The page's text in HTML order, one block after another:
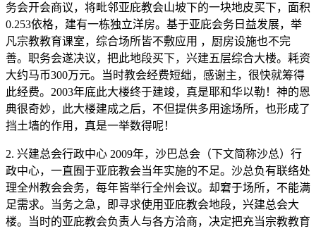
务会开会商议，将毗邻亚庇教会山坡下的一块地皮买下，面积
0.253依格，建有一栋独立洋房。基于亚庇会务日益发展，举
凡宗教教育课室，综合场所皆不敷应用 ，厨房设施也不完
善。职务会遂决议，把此地段买下，兴建五层综合大楼。耗资
大约马币300万元。当时教会经费短绌，感谢主，很快就筹得
此经费。2003年底此大楼终于建竣，真是耶和华以勒！神的恩
典很奇妙，此大楼建成之后，不但提供多用途场所，也形成了
挡土墙的作用，真是一举数得呢！
2. 兴建总会行政中心 2009年，沙巴总会（下文简称沙总）行
政中心，一直囿于亚庇教会当年实施的不足。沙总负有联络处
理全州教会会务，每年皆举行全州会议。却窘于场所，不能满
足需求。当务之急，即寻求使用亚庇教会地段，兴建总会大
楼。当时的亚庇教会负责人与各方洽商，决定把充当宗教教育